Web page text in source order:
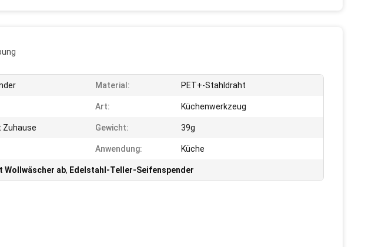
Material: PET+-Stahldraht
Art: Küchenwerkzeug
Zuhause Gewicht: 39g
Anwendung: Küche
Wollwäscher ab, Edelstahl-Teller-Seifenspender